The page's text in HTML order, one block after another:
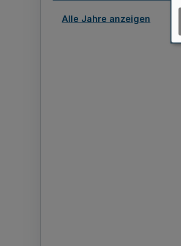
Alle Jahre anzeigen